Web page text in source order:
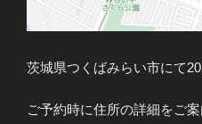
茨城県つくばみらい市にて
ご予約時に住所の詳細をご案